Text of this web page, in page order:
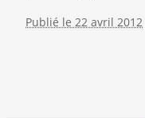
Publié le 22 avril 2012